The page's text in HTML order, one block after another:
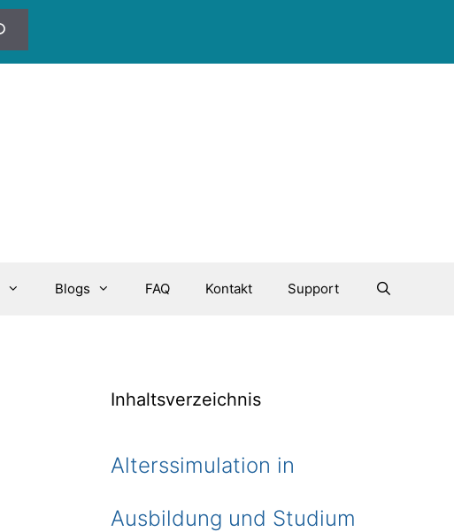
Blogs FAQ Kontakt Support
Inhaltsverzeichnis
Alterssimulation in
Ausbildung und Studium